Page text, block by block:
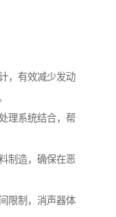
，有效减少发动
理系统结合，帮
制造，确保在恶
限制，消声器体